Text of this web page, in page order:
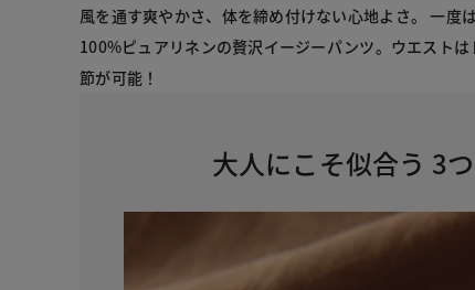
風を通す爽やかさ、体を締め付けない心地よさ。 一度
100%ピュアリネンの贅沢イージーパンツ。ウエスト
節が可能！
大人にこそ似合う 3